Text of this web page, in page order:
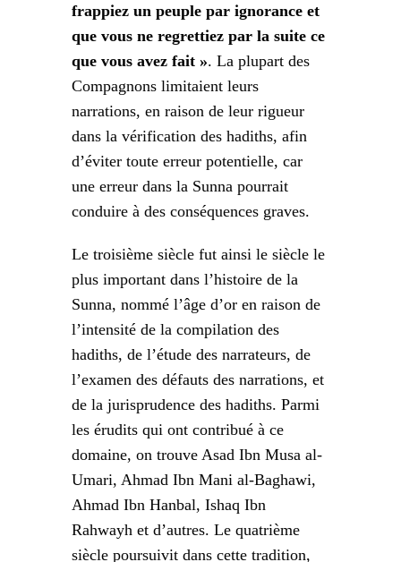
frappiez un peuple par ignorance et
que vous ne regrettiez par la suite ce
que vous avez fait ». La plupart des
Compagnons limitaient leurs
narrations, en raison de leur rigueur
dans la vérification des hadiths, afin
d’éviter toute erreur potentielle, car
une erreur dans la Sunna pourrait
conduire à des conséquences graves.
Le troisième siècle fut ainsi le siècle le
plus important dans l’histoire de la
Sunna, nommé l’âge d’or en raison de
l’intensité de la compilation des
hadiths, de l’étude des narrateurs, de
l’examen des défauts des narrations, et
de la jurisprudence des hadiths. Parmi
les érudits qui ont contribué à ce
domaine, on trouve Asad Ibn Musa al-
Umari, Ahmad Ibn Mani al-Baghawi,
Ahmad Ibn Hanbal, Ishaq Ibn
Rahwayh et d’autres. Le quatrième
siècle poursuivit dans cette tradition,